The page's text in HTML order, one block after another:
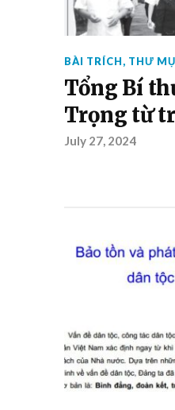
BÀI TRÍCH, THƯ
Tổng Bí
Trọng từ
July 27, 2024